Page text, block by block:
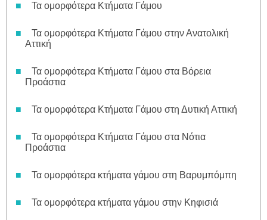
Τα ομορφότερα Κτήματα Γάμου
Τα ομορφότερα Κτήματα Γάμου στην Ανατολική
Αττική
Τα ομορφότερα Κτήματα Γάμου στα Βόρεια
Προάστια
Τα ομορφότερα Κτήματα Γάμου στη Δυτική Αττική
Τα ομορφότερα Κτήματα Γάμου στα Νότια
Προάστια
Τα ομορφότερα κτήματα γάμου στη Βαρυμπόμπη
Τα ομορφότερα κτήματα γάμου στην Κηφισιά